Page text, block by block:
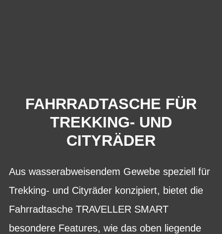
FAHRRADTASCHE FÜR
TREKKING- UND
CITYRÄDER
Aus wasserabweisendem Gewebe speziell für
Trekking- und Cityräder konzipiert, bietet die
Fahrradtasche TRAVELLER SMART
besondere Features, wie das oben liegende